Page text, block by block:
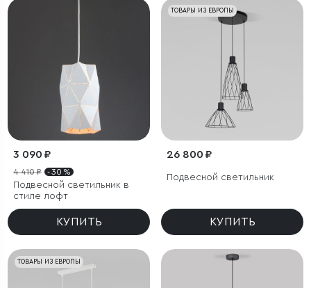
3 090 ₽
4 410 ₽ - 30 %
Подвесной светильник в
стиле лофт
КУПИТЬ
ТОВАРЫ ИЗ ЕВРОПЫ
26 800 ₽
Подвесной светильник
КУПИТЬ
ТОВАРЫ ИЗ ЕВРОПЫ